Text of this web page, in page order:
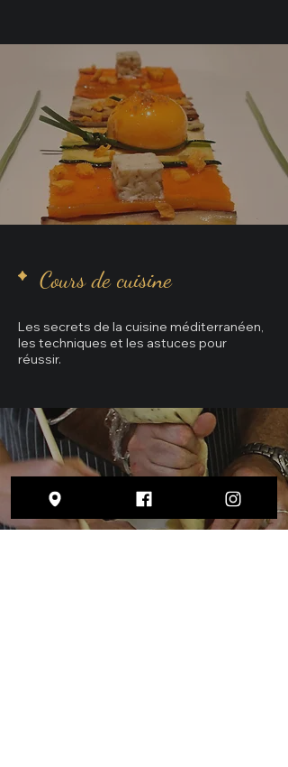
Cours de cuisine
Les secrets de la cuisine méditerranéen,
les techniques et les astuces pour
réussir.